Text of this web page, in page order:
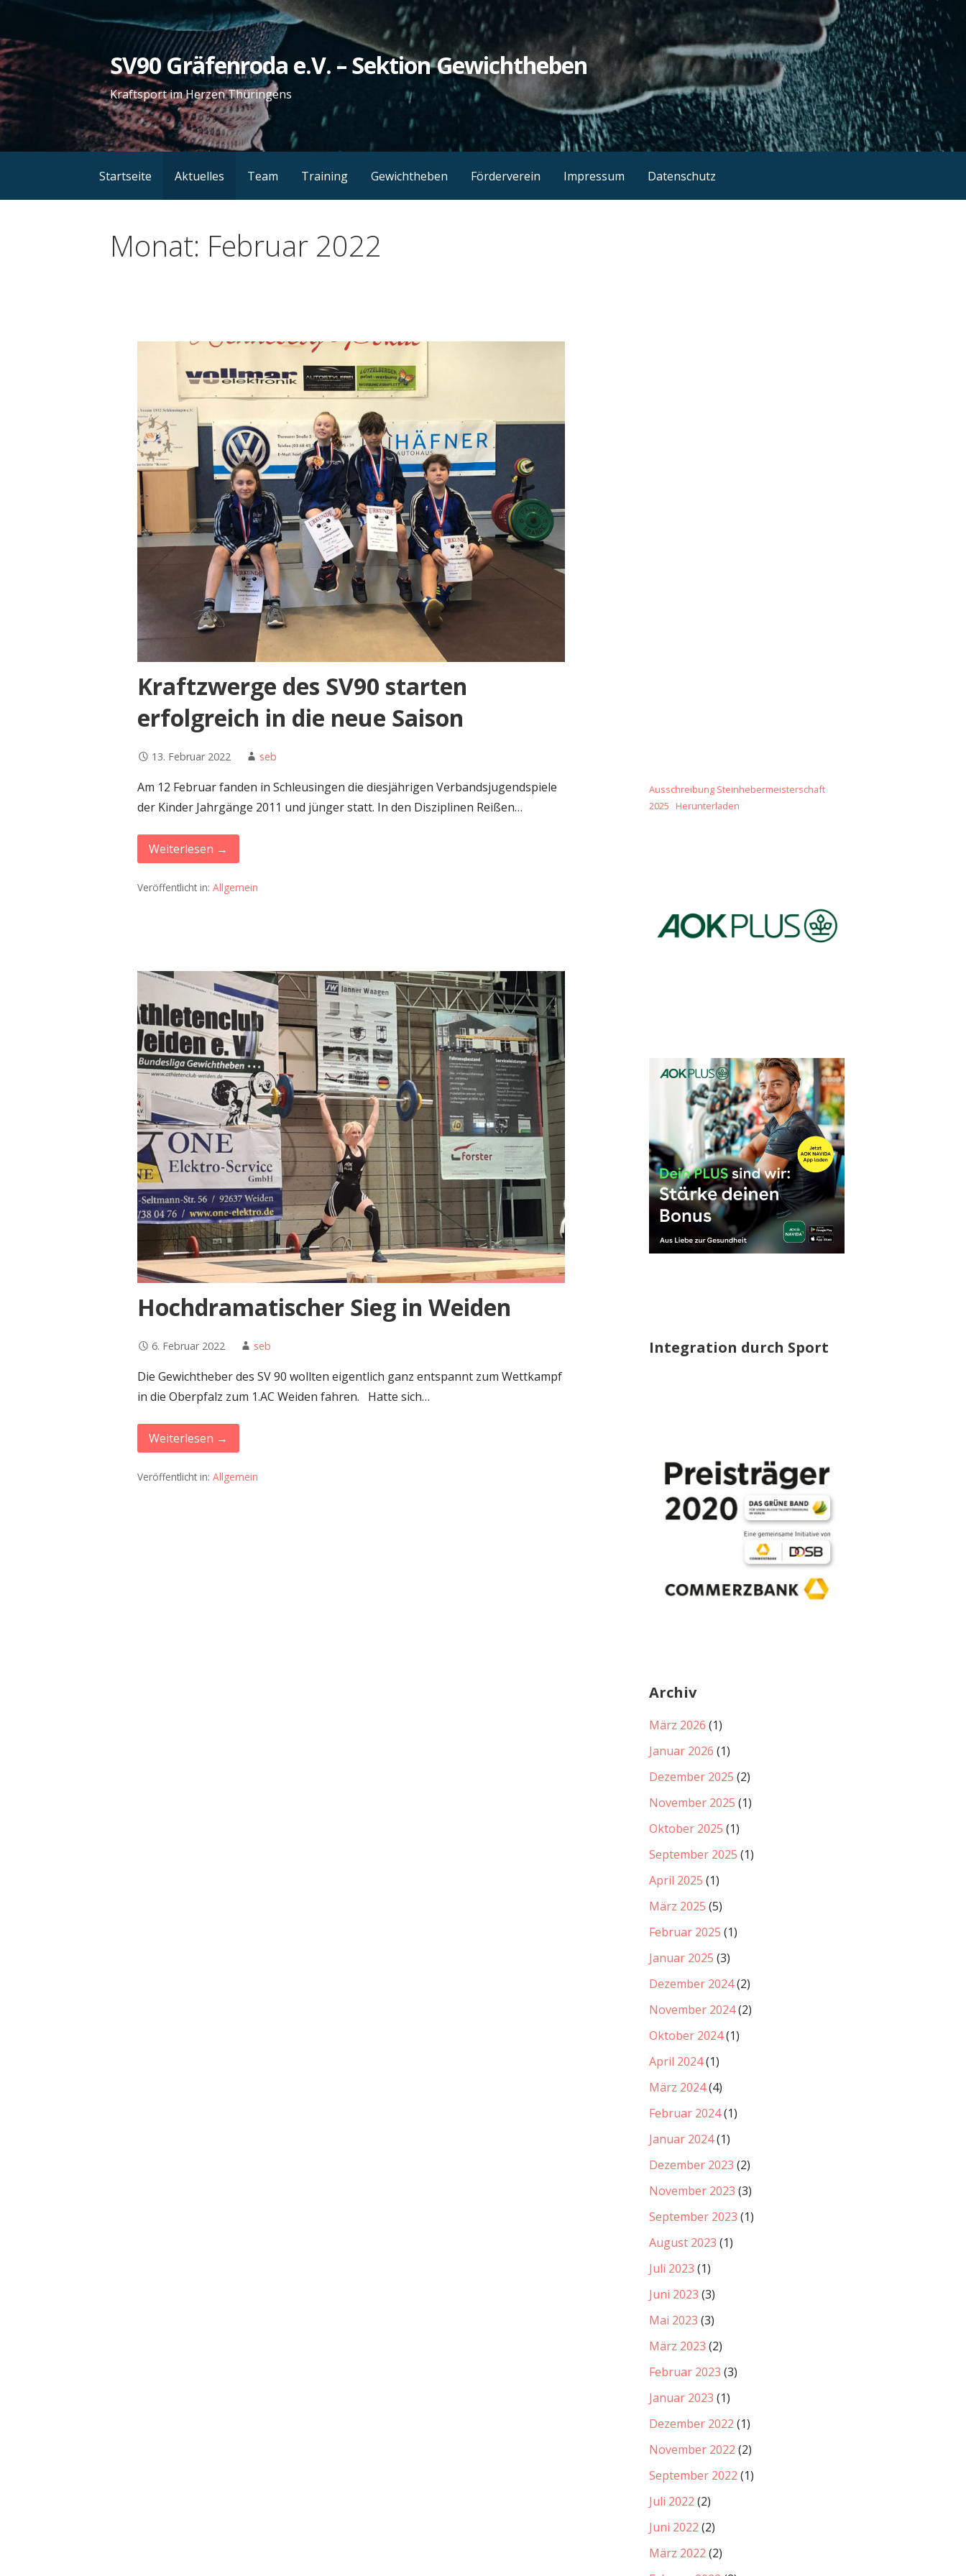
springen
SV90 Gräfenroda e.V. – Sektion Gewichtheben
Kraftsport im Herzen Thüringens
Startseite Aktuelles Team Training Gewichtheben Förderverein Impressum Datenschutz
Monat: Februar 2022
Kraftzwerge des SV90 starten
erfolgreich in die neue Saison
13. Februar 2022 seb
Am 12 Februar fanden in Schleusingen die diesjährigen Verbandsjugendspiele
der Kinder Jahrgänge 2011 und jünger statt. In den Disziplinen Reißen…
Weiterlesen →
Veröffentlicht in:Allgemein
Hochdramatischer Sieg in Weiden
6. Februar 2022 seb
Die Gewichtheber des SV 90 wollten eigentlich ganz entspannt zum Wettkampf
in die Oberpfalz zum 1.AC Weiden fahren. Hatte sich…
Weiterlesen →
Veröffentlicht in:Allgemein
Ausschreibung Steinhebermeisterschaft
2025
Herunterladen
Integration durch Sport
Archiv
März 2026 (1)
Januar 2026 (1)
Dezember 2025 (2)
November 2025 (1)
Oktober 2025 (1)
September 2025 (1)
April 2025 (1)
März 2025 (5)
Februar 2025 (1)
Januar 2025 (3)
Dezember 2024(2)
November 2024(2)
Oktober 2024(1)
April 2024(1)
März 2024(4)
Februar 2024(1)
Januar 2024(1)
Dezember 2023 (2)
November 2023 (3)
September 2023 (1)
August 2023 (1)
Juli 2023 (1)
Juni 2023 (3)
Mai 2023 (3)
März 2023 (2)
Februar 2023 (3)
Januar 2023 (1)
Dezember 2022 (1)
November 2022 (2)
September 2022 (1)
Juli 2022 (2)
Juni 2022 (2)
März 2022 (2)